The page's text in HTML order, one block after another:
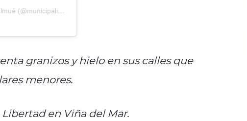
Una publicación compartida por Ilustre Municipalidad de Olmué (@municipalidad_de_olmue)
granizos y hielo en sus calles que
menores.
en Viña del Mar.